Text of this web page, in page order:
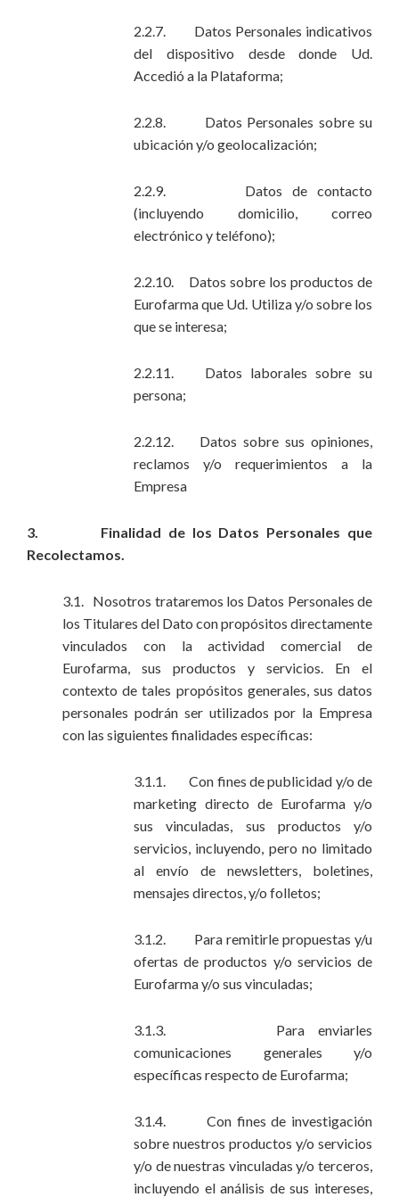
2.2.7. Datos Personales indicativos
del dispositivo desde donde Ud.
Accedió a la Plataforma;
2.2.8. Datos Personales sobre su
ubicación y/o geolocalización;
2.2.9. Datos de contacto
(incluyendo domicilio, correo
electrónico y teléfono);
2.2.10. Datos sobre los productos de
Eurofarma que Ud. Utiliza y/o sobre los
que se interesa;
2.2.11. Datos laborales sobre su
persona;
2.2.12. Datos sobre sus opiniones,
reclamos y/o requerimientos a la
Empresa
3. Finalidad de los Datos Personales que
Recolectamos.
3.1. Nosotros trataremos los Datos Personales de
los Titulares del Dato con propósitos directamente
vinculados con la actividad comercial de
Eurofarma, sus productos y servicios. En el
contexto de tales propósitos generales, sus datos
personales podrán ser utilizados por la Empresa
con las siguientes finalidades específicas:
3.1.1. Con fines de publicidad y/o de
marketing directo de Eurofarma y/o
sus vinculadas, sus productos y/o
servicios, incluyendo, pero no limitado
al envío de newsletters, boletines,
mensajes directos, y/o folletos;
3.1.2. Para remitirle propuestas y/u
ofertas de productos y/o servicios de
Eurofarma y/o sus vinculadas;
3.1.3. Para enviarles
comunicaciones generales y/o
específicas respecto de Eurofarma;
3.1.4. Con fines de investigación
sobre nuestros productos y/o servicios
y/o de nuestras vinculadas y/o terceros,
incluyendo el análisis de sus intereses,